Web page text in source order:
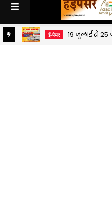
19 जुलाई से 25
ई-पेपर 12 जुलाई से